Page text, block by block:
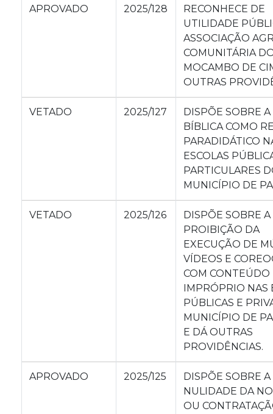
APROVADO 2025/128
RECONHECE DE
UTILIDADE
ASSOCIAÇÃO
COMUNITÁRIA
MOCAMBO DE
OUTRAS
VETADO 2025/127
DISPÕE SOBRE
BÍBLICA COMO
PARADIDÁTICO
ESCOLAS
PARTICULARES
MUNICÍPIO DE
VETADO 2025/126
DISPÕE SOBRE A
PROIBIÇÃO DA
EXECUÇÃO DE
VÍDEOS E
COM CONTEÚDO
IMPRÓPRIO NAS
PÚBLICAS E
MUNICÍPIO DE
E DÁ OUTRAS
PROVIDÊNCIAS.
APROVADO 2025/125
DISPÕE SOBRE A
NULIDADE DA
OU